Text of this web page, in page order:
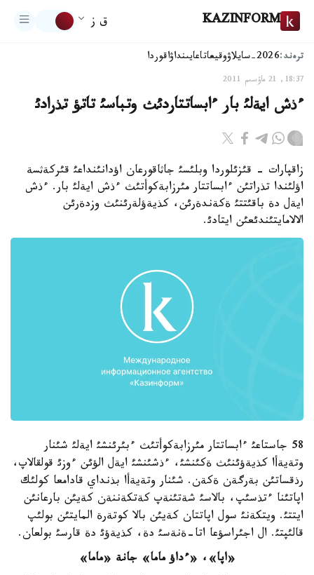
KAZINFORM ق ز
ترەند:2026-سايلاۋ وقيعاتاعايىنداۋاقوردا
18:37, 21 ماۋسىم 2011
ءذش ايةلئ بار ءابساتتاردئث وتباسئ تاتؤ تذرادئ
زاقپارات - قئزئلوردا وبلئسئ جاثاقورعان اؤدانئنداعئ قئركةثسة
اؤلئندا تذراتئن ءابساتتار مئرزابةكوأتئث ءذش ايةلئ بار. ءذش
ايةل دة باقئتتئ ةكةندةرئن، كذيةؤلةرئنئث وزدةرئن
الالامايتئندئعئن ايتادئ.
58 جاستاعئ ءابساتتار مئرزابةكوأتئث ءبئرئنشئ ايةلئ شئنار
وتةيةأا كذيةؤئنئث ةكئنشئ، ءذشئنشئ ايةل الؤئن ءوزئ قولقالاپ،
رذقساتئن بةرگةن ةكةن. شئنار وتةيةأا بذنداي قادامعا كولئك
اپاتئنا ءتذسئپ، بالاسئ شةتئنةپ كةتكةننةن كةيئن بارعانئن
ايتتئ. ويتكةنئ سول اپاتتان كةيئن بالا كوتةرة المايتئن بولئپ
قالئپتئ. ال اجئراسؤعا اتا-ةنةسئ دة، كذيةؤئ دة قارسئ بولعان.
«اپا»، «ءداؤ ماما» جانة «ماما»